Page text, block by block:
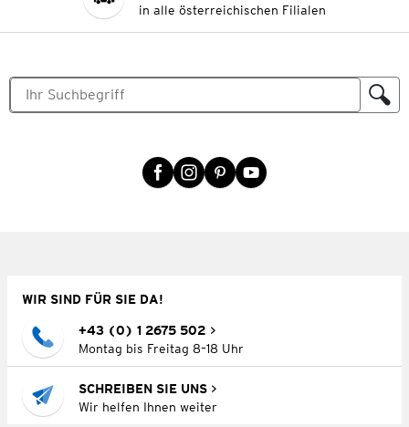
in alle österreichischen Filialen
WIR SIND FÜR SIE DA!
+43 (0) 1 2675 502
Montag bis Freitag 8–18 Uhr
SCHREIBEN SIE UNS
Wir helfen Ihnen weiter